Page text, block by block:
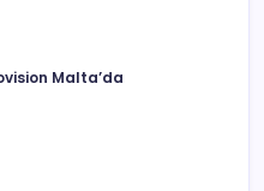
Malta’da